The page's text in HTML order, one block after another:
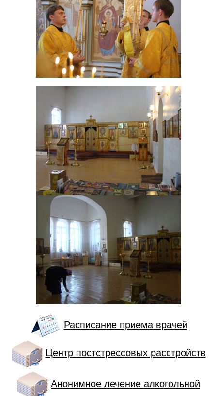
Расписание приема врачей
Центр постстрессовых расстройств
Анонимное лечение алкогольной